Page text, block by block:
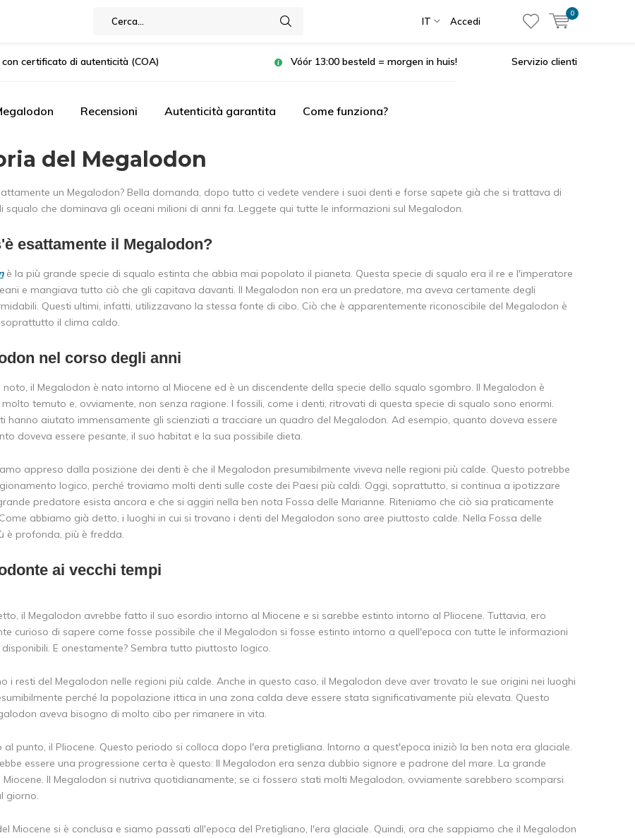
IT Accedi
0
con certificato di autenticità (COA) Vóór 13:00 besteld = morgen in huis! Servizio clienti
Recensioni Autenticità garantita Come funziona?
del Megalodon
un Megalodon? Bella domanda, dopo tutto ci vedete vendere i suoi denti e forse sapete già che si trattava di
squalo che dominava gli oceani milioni di anni fa. Leggete qui tutte le informazioni sul Megalodon.
esattamente il Megalodon?
è la più grande specie di squalo estinta che abbia mai popolato il pianeta. Questa specie di squalo era il re e l'imperatore
e mangiava tutto ciò che gli capitava davanti. Il Megalodon non era un predatore, ma aveva certamente degli
Questi ultimi, infatti, utilizzavano la stessa fonte di cibo. Ciò che è apparentemente riconoscibile del Megalodon è
il clima caldo.
nel corso degli anni
il Megalodon è nato intorno al Miocene ed è un discendente della specie dello squalo sgombro. Il Megalodon è
temuto e, ovviamente, non senza ragione. I fossili, come i denti, ritrovati di questa specie di squalo sono enormi.
hanno aiutato immensamente gli scienziati a tracciare un quadro del Megalodon. Ad esempio, quanto doveva essere
doveva essere pesante, il suo habitat e la sua possibile dieta.
appreso dalla posizione dei denti è che il Megalodon presumibilmente viveva nelle regioni più calde. Questo potrebbe
logico, perché troviamo molti denti sulle coste dei Paesi più caldi. Oggi, soprattutto, si continua a ipotizzare
predatore esista ancora e che si aggiri nella ben nota Fossa delle Marianne. Riteniamo che ciò sia praticamente
abbiamo già detto, i luoghi in cui si trovano i denti del Megalodon sono aree piuttosto calde. Nella Fossa delle
è profonda, più è fredda.
ai vecchi tempi
il Megalodon avrebbe fatto il suo esordio intorno al Miocene e si sarebbe estinto intorno al Pliocene. Tuttavia, ero
curioso di sapere come fosse possibile che il Megalodon si fosse estinto intorno a quell'epoca con tutte le informazioni
E onestamente? Sembra tutto piuttosto logico.
i resti del Megalodon nelle regioni più calde. Anche in questo caso, il Megalodon deve aver trovato le sue origini nei luoghi
perché la popolazione ittica in una zona calda deve essere stata significativamente più elevata. Questo
aveva bisogno di molto cibo per rimanere in vita.
al punto, il Pliocene. Questo periodo si colloca dopo l'era pretigliana. Intorno a quest'epoca iniziò la ben nota era glaciale.
essere una progressione certa è questo: Il Megalodon era senza dubbio signore e padrone del mare. La grande
Miocene. Il Megalodon si nutriva quotidianamente; se ci fossero stati molti Megalodon, ovviamente sarebbero scomparsi
giorno.
Miocene si è conclusa e siamo passati all'epoca del Pretigliano, l'era glaciale. Quindi, ora che sappiamo che il Megalodon